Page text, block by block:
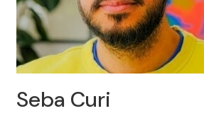
Seba Curi